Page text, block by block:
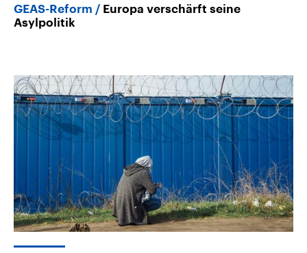
GEAS-Reform
Europa verschärft seine
Asylpolitik